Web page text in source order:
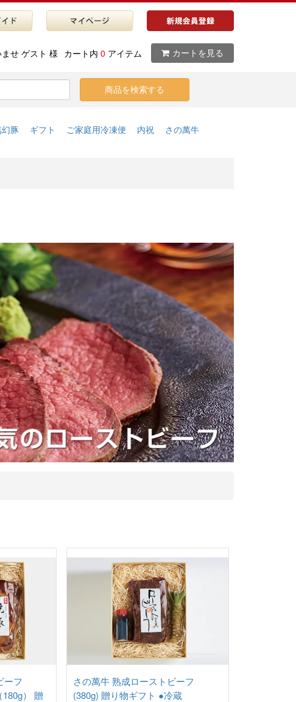
せ ゲスト 様 カート内 0 アイテム カートを見る
豚 ギフト ご家庭用冷凍便 内祝 さの萬牛
ーフ
180g） 贈
さの萬牛 熟成ローストビーフ
(380g) 贈り物ギフト ●冷蔵